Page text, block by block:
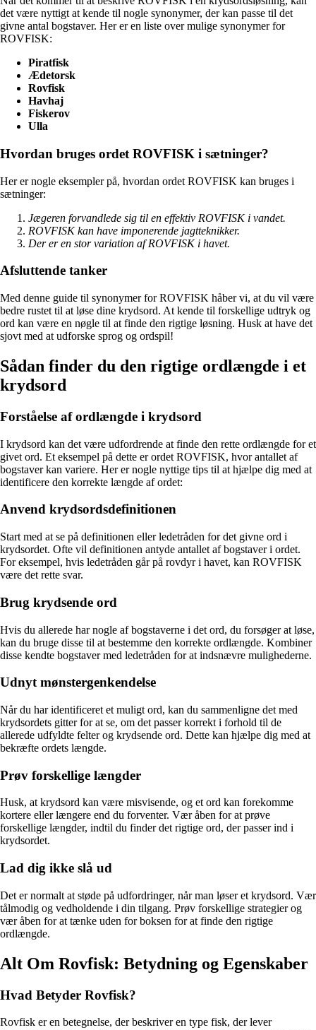
det være nyttigt at kende til nogle synonymer, der kan passe til det
givne antal bogstaver. Her er en liste over mulige synonymer for
ROVFISK:
Piratfisk
Ædetorsk
Rovfisk
Havhaj
Fiskerov
Ulla
Hvordan bruges ordet ROVFISK i sætninger?
Her er nogle eksempler på, hvordan ordet ROVFISK kan bruges i
sætninger:
Jægeren forvandlede sig til en effektiv ROVFISK i vandet.
ROVFISK kan have imponerende jagtteknikker.
Der er en stor variation af ROVFISK i havet.
Afsluttende tanker
Med denne guide til synonymer for ROVFISK håber vi, at du vil være
bedre rustet til at løse dine krydsord. At kende til forskellige udtryk og
ord kan være en nøgle til at finde den rigtige løsning. Husk at have det
sjovt med at udforske sprog og ordspil!
Sådan finder du den rigtige ordlængde i et
krydsord
Forståelse af ordlængde i krydsord
I krydsord kan det være udfordrende at finde den rette ordlængde for et
givet ord. Et eksempel på dette er ordet ROVFISK, hvor antallet af
bogstaver kan variere. Her er nogle nyttige tips til at hjælpe dig med at
identificere den korrekte længde af ordet:
Anvend krydsordsdefinitionen
Start med at se på definitionen eller ledetråden for det givne ord i
krydsordet. Ofte vil definitionen antyde antallet af bogstaver i ordet.
For eksempel, hvis ledetråden går på rovdyr i havet, kan ROVFISK
være det rette svar.
Brug krydsende ord
Hvis du allerede har nogle af bogstaverne i det ord, du forsøger at løse,
kan du bruge disse til at bestemme den korrekte ordlængde. Kombiner
disse kendte bogstaver med ledetråden for at indsnævre mulighederne.
Udnyt mønstergenkendelse
Når du har identificeret et muligt ord, kan du sammenligne det med
krydsordets gitter for at se, om det passer korrekt i forhold til de
allerede udfyldte felter og krydsende ord. Dette kan hjælpe dig med at
bekræfte ordets længde.
Prøv forskellige længder
Husk, at krydsord kan være misvisende, og et ord kan forekomme
kortere eller længere end du forventer. Vær åben for at prøve
forskellige længder, indtil du finder det rigtige ord, der passer ind i
krydsordet.
Lad dig ikke slå ud
Det er normalt at støde på udfordringer, når man løser et krydsord. Vær
tålmodig og vedholdende i din tilgang. Prøv forskellige strategier og
vær åben for at tænke uden for boksen for at finde den rigtige
ordlængde.
Alt Om Rovfisk: Betydning og Egenskaber
Hvad Betyder Rovfisk?
Rovfisk er en betegnelse, der beskriver en type fisk, der lever